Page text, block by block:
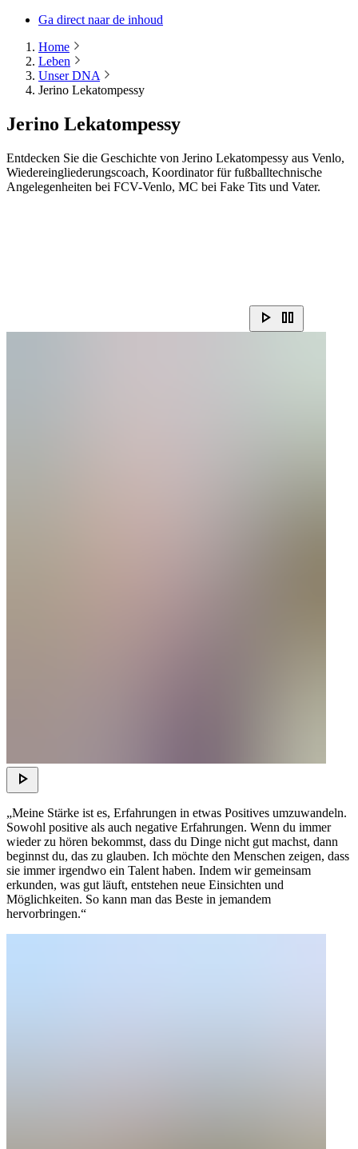
Ga direct naar de inhoud
Home
Leben
Unser DNA
Jerino Lekatompessy
Jerino Lekatompessy
Entdecken Sie die Geschichte von Jerino Lekatompessy aus Venlo,
Wiedereingliederungscoach, Koordinator für fußballtechnische
Angelegenheiten bei FCV-Venlo, MC bei Fake Tits und Vater.
„Meine Stärke ist es, Erfahrungen in etwas Positives umzuwandeln.
Sowohl positive als auch negative Erfahrungen. Wenn du immer
wieder zu hören bekommst, dass du Dinge nicht gut machst, dann
beginnst du, das zu glauben. Ich möchte den Menschen zeigen, dass
sie immer irgendwo ein Talent haben. Indem wir gemeinsam
erkunden, was gut läuft, entstehen neue Einsichten und
Möglichkeiten. So kann man das Beste in jemandem
hervorbringen.“